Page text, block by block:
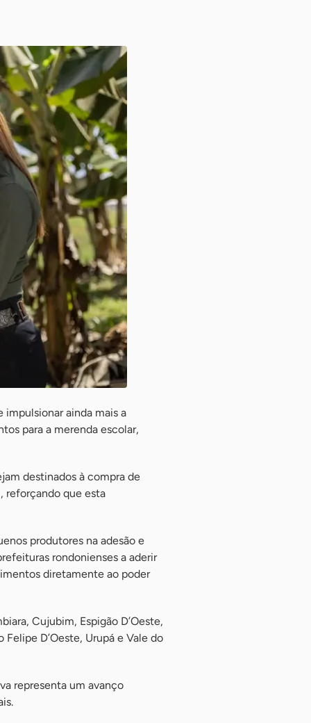
impulsionar ainda mais a
para a merenda escolar,
destinados à compra de
reforçando que esta
produtores na adesão e
rondonienses a aderir
diretamente ao poder
Cujubim, Espigão D’Oeste,
D’Oeste, Urupá e Vale do
representa um avanço